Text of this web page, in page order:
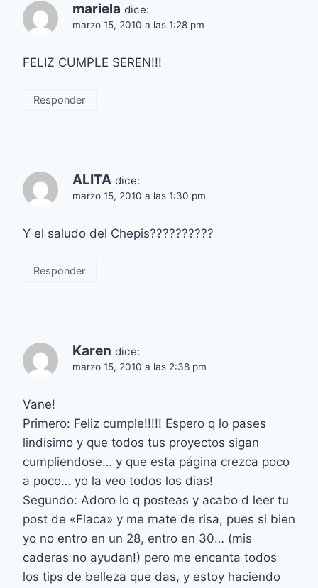
mariela dice:
marzo 15, 2010 a las 1:28 pm
FELIZ CUMPLE SEREN!!!
Responder
ALITA dice:
marzo 15, 2010 a las 1:30 pm
Y el saludo del Chepis??????????
Responder
Karen dice:
marzo 15, 2010 a las 2:38 pm
Vane!
Primero: Feliz cumple!!!!! Espero q lo pases
lindisimo y que todos tus proyectos sigan
cumpliendose… y que esta página crezca poco
a poco… yo la veo todos los dias!
Segundo: Adoro lo q posteas y acabo d leer tu
post de «Flaca» y me mate de risa, pues si bien
yo no entro en un 28, entro en 30… (mis
caderas no ayudan!) pero me encanta todos
los tips de belleza que das, y estoy haciendo